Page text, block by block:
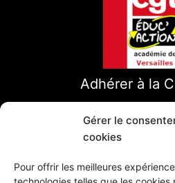
Gérer le
cookies
Pour offrir les meilleures
Adhérer à la